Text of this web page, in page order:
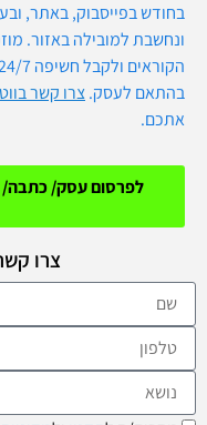
בחודש בפייסבוק, באתר,
ונחשבת למובילה באזור.
בהתאם לעסק.צרו קשר
אתכם.
צרו